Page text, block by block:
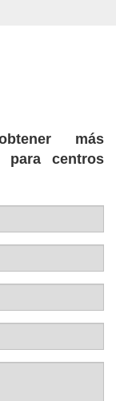
más
para centros